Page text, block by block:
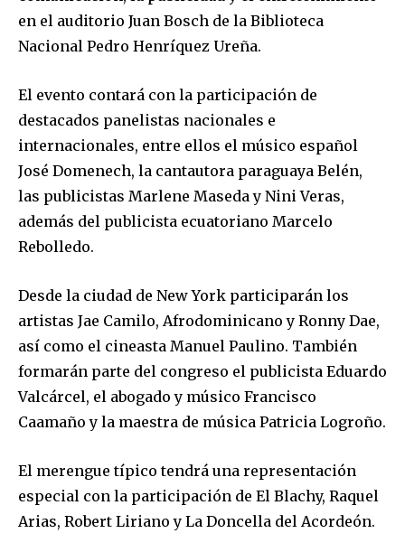
en el auditorio Juan Bosch de la Biblioteca
Nacional Pedro Henríquez Ureña.
El evento contará con la participación de
destacados panelistas nacionales e
internacionales, entre ellos el músico español
José Domenech, la cantautora paraguaya Belén,
las publicistas Marlene Maseda y Nini Veras,
además del publicista ecuatoriano Marcelo
Rebolledo.
Desde la ciudad de New York participarán los
artistas Jae Camilo, Afrodominicano y Ronny Dae,
así como el cineasta Manuel Paulino. También
formarán parte del congreso el publicista Eduardo
Valcárcel, el abogado y músico Francisco
Caamaño y la maestra de música Patricia Logroño.
El merengue típico tendrá una representación
especial con la participación de El Blachy, Raquel
Arias, Robert Liriano y La Doncella del Acordeón.